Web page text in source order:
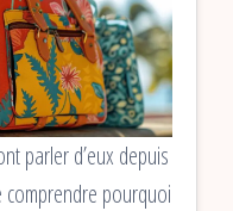
parler d’eux depuis
pourquoi